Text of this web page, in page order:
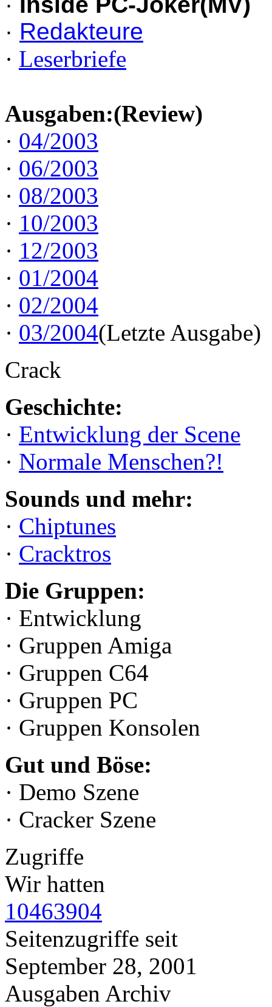
· Redakteure
· Leserbriefe
Ausgaben:(Review)
· 04/2003
· 06/2003
· 08/2003
· 10/2003
· 12/2003
· 01/2004
· 02/2004
· 03/2004(Letzte Ausgabe)
Crack
Geschichte:
· Entwicklung der Scene
· Normale Menschen?!
Sounds und mehr:
· Chiptunes
· Cracktros
Die Gruppen:
· Entwicklung
· Gruppen Amiga
· Gruppen C64
· Gruppen PC
· Gruppen Konsolen
Gut und Böse:
· Demo Szene
· Cracker Szene
Zugriffe
Wir hatten
10463904
Seitenzugriffe seit
September 28, 2001
Ausgaben Archiv